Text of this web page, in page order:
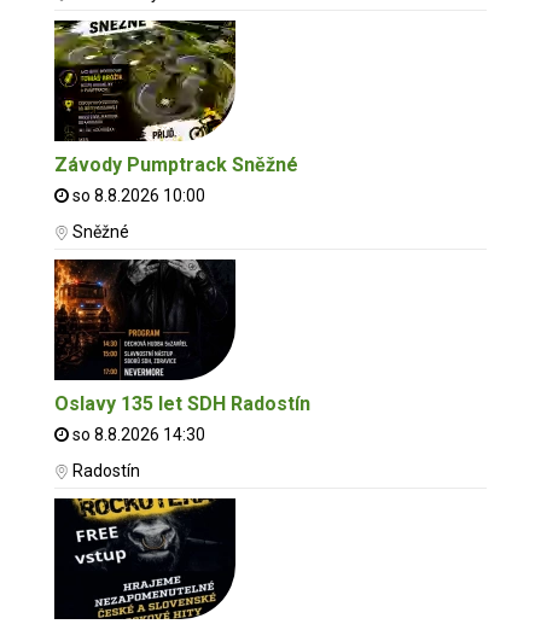
Závody Pumptrack Sněžné
so 8.8.2026 10:00
Sněžné
Oslavy 135 let SDH Radostín
so 8.8.2026 14:30
Radostín